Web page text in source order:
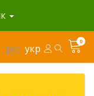
рус укр
0